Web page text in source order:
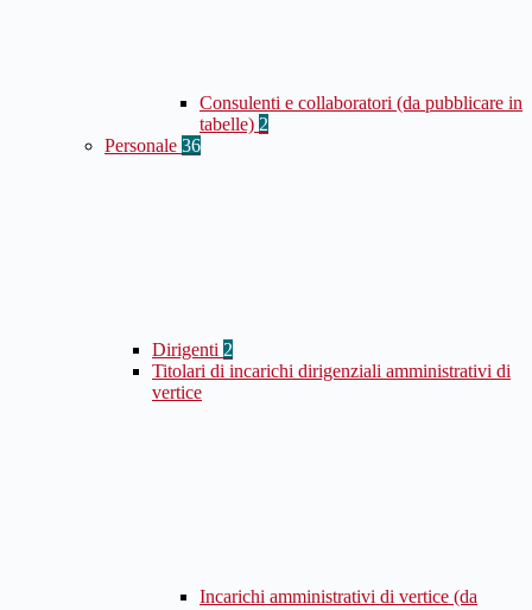
Consulenti e collaboratori (da pubblicare in
tabelle) 2
Personale 36
Dirigenti 2
Titolari di incarichi dirigenziali amministrativi di
vertice
Incarichi amministrativi di vertice (da